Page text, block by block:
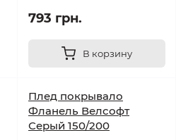
793 грн.
В корзину
Плед покрывало
Фланель Велсофт
Серый 150/200